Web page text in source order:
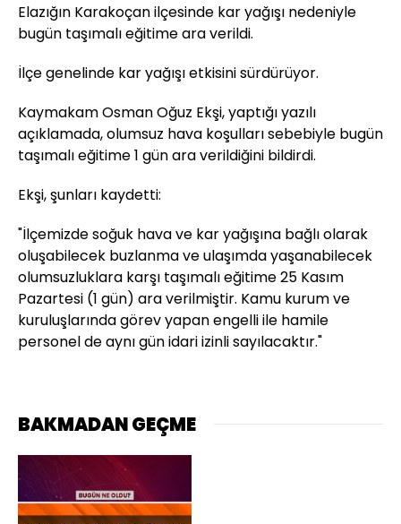
Elazığın Karakoçan ilçesinde kar yağışı nedeniyle
bugün taşımalı eğitime ara verildi.
İlçe genelinde kar yağışı etkisini sürdürüyor.
Kaymakam Osman Oğuz Ekşi, yaptığı yazılı
açıklamada, olumsuz hava koşulları sebebiyle bugün
taşımalı eğitime 1 gün ara verildiğini bildirdi.
Ekşi, şunları kaydetti:
"İlçemizde soğuk hava ve kar yağışına bağlı olarak
oluşabilecek buzlanma ve ulaşımda yaşanabilecek
olumsuzluklara karşı taşımalı eğitime 25 Kasım
Pazartesi (1 gün) ara verilmiştir. Kamu kurum ve
kuruluşlarında görev yapan engelli ile hamile
personel de aynı gün idari izinli sayılacaktır."
BAKMADAN GEÇME